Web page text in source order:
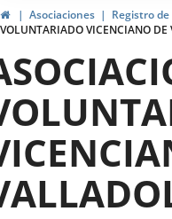
HomeAsociaciones Registro
VOLUNTARIADO VICENCIANO DE